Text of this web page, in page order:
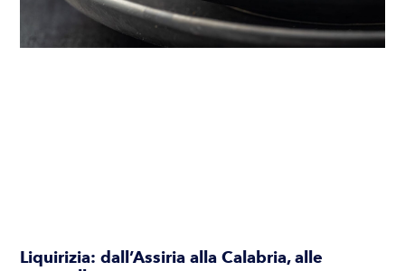
Liquirizia: dall’Assiria alla Calabria, alle